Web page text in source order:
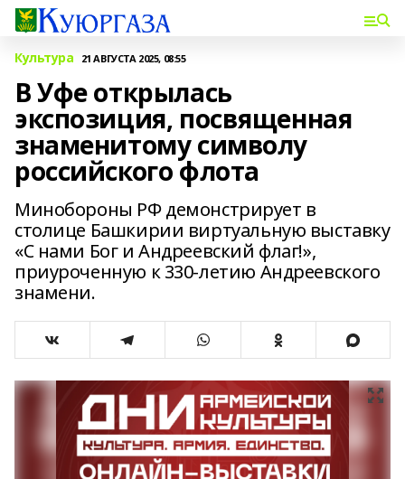
Культура 21 АВГУСТА 2025, 08:55
В Уфе открылась
экспозиция, посвященная
знаменитому символу
российского флота
Минобороны РФ демонстрирует в
столице Башкирии виртуальную выставку
«С нами Бог и Андреевский флаг!»,
приуроченную к 330-летию Андреевского
знамени.